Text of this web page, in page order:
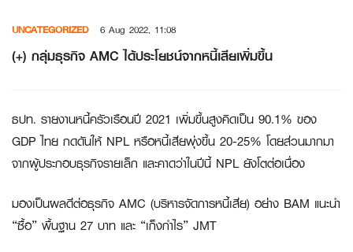
content
UNCATEGORIZED 6 Aug 2022, 11:08
(+) กลุ่มธุรกิจ AMC ได้ประโยชน์จากหนี้เสียเพิ่มขึ้น
ธปท. รายงานหนี้ครัวเรือนปี 2021 เพิ่มขึ้นสูงคิดเป็น 90.1% ของ
GDP ไทย กดดันให้ NPL หรือหนี้เสียพุ่งขึ้น 20-25% โดยส่วนมากมา
จากผู้ประกอบธุรกิจรายเล็ก และคาดว่าในปีนี้ NPL ยังโตต่อเนื่อง
มองเป็นผลดีต่อธุรกิจ AMC (บริหารจัดการหนี้เสีย) อย่าง BAM แนะนำ
“ซื้อ” พื้นฐาน 27 บาท และ “เก็งกำไร” JMT